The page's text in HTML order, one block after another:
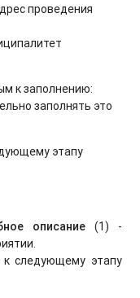
проведения
к заполнению:
заполнять это
этапу
описание (1) -
следующему этапу